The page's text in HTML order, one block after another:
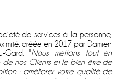
de services à la personne,
créée en 2017 par Damien
Gard. ''Nous mettons tout en
nos Clients et le bien-être de
: améliorer votre qualité de